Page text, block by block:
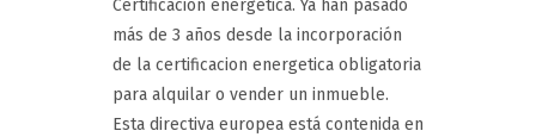
Certificacion energetica. Ya han pasado
más de 3 años desde la incorporación
de la certificacion energetica obligatoria
para alquilar o vender un inmueble.
Esta directiva europea está contenida en